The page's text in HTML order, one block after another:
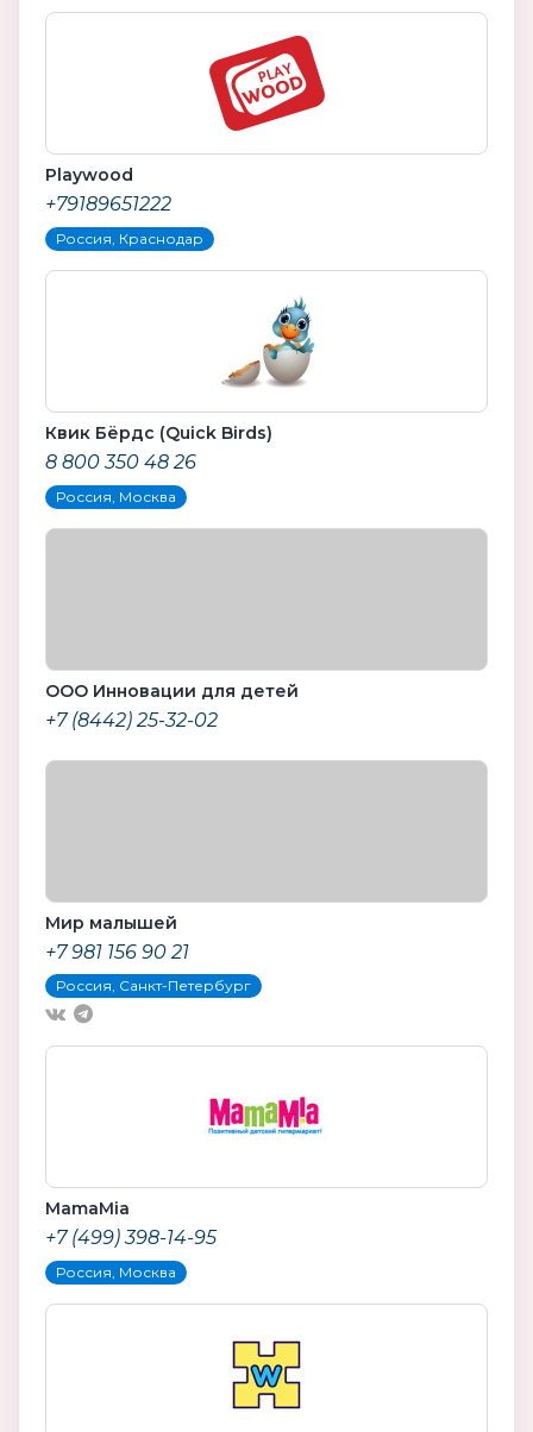
Playwood
+79189651222
Россия, Краснодар
Квик Бёрдс (Quick Birds)
8 800 350 48 26
Россия, Москва
ООО Инновации для детей
+7 (8442) 25-32-02
Мир малышей
+7 981 156 90 21
Россия, Санкт-Петербург
MamaMia
+7 (499) 398-14-95
Россия, Москва